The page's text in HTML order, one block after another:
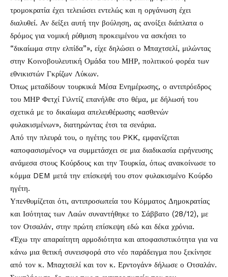
τρομοκρατία έχει τελειώσει εντελώς και η οργάνωση έχει
διαλυθεί. Αν δείξει αυτή την βούληση, ας ανοίξει διάπλατα ο
δρόμος για νομική ρύθμιση προκειμένου να ασκήσει το
“δικαίωμα στην ελπίδα”», είχε δηλώσει ο Μπαχτσελί, μιλώντας
στην Κοινοβουλευτική Ομάδα του ΜΗΡ, πολιτικού φορέα των
εθνικιστών Γκρίζων Λύκων.
Όπως μεταδίδουν τουρκικά Μέσα Ενημέρωσης, ο αντιπρόεδρος
του ΜΗΡ Φετχί Γιλντίζ επανήλθε στο θέμα, με δήλωσή του
σχετικά με το δικαίωμα απελευθέρωσης «ασθενών
φυλακισμένων», διατηρώντας έτσι τα σενάρια.
Από την πλευρά του, ο ηγέτης του PKK, εμφανίζεται
«αποφασισμένος» να συμμετάσχει σε μια διαδικασία ειρήνευσης
ανάμεσα στους Κούρδους και την Τουρκία, όπως ανακοίνωσε το
κόμμα DEM μετά την επίσκεψή του στον φυλακισμένο Κούρδο
ηγέτη.
Υπενθυμίζεται ότι, αντιπροσωπεία του Κόμματος Δημοκρατίας
και Ισότητας των Λαών συναντήθηκε το Σάββατο (28/12), με
τον Οτσαλάν, στην πρώτη επίσκεψη εδώ και δέκα χρόνια.
«Έχω την απαραίτητη αρμοδιότητα και αποφασιστικότητα για να
κάνω μια θετική συνεισφορά στο νέο παράδειγμα που ξεκίνησε
από τον κ. Μπαχτσελί και τον κ. Ερντογάν» δήλωσε ο Οτσαλάν.